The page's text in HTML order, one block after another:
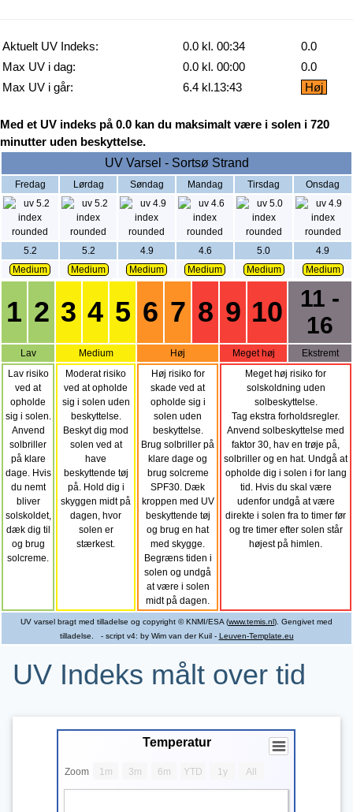
Aktuelt UV Indeks: 0.0 kl. 00:34
0.0
Max UV i dag:
0.0 kl. 00:00
0.0
Max UV i går:
6.4 kl.13:43 Høj
Med et UV indeks på 0.0 kan du maksimalt være i solen i 720
minutter uden beskyttelse.
UV Varsel - Sortsø Strand
Fredag Lørdag Søndag Mandag Tirsdag Onsdag
5.2 5.2 4.9 4.6 5.0
4.9
Medium
Medium Medium Medium Medium Medium
1 2 3 4 5 6 7 8 9 10
11 -
16
Lav Medium Høj Meget høj
Ekstremt
Lav risiko
ved at
opholde
sig i solen.
Anvend
solbriller
på klare
dage. Hvis
du nemt
bliver
solskoldet,
dæk dig til
og brug
solcreme.
Moderat risiko
ved at opholde
sig i solen uden
beskyttelse.
Beskyt dig mod
solen ved at
have
beskyttende tøj
på. Hold dig i
skyggen midt på
dagen, hvor
solen er
stærkest.
Høj risiko for
skade ved at
opholde sig i
solen uden
beskyttelse.
Brug solbriller på
klare dage og
brug solcreme
SPF30. Dæk
kroppen med UV
beskyttende tøj
og brug en hat
med skygge.
Begræns tiden i
solen og undgå
at være i solen
midt på dagen.
Meget høj risiko for
solskoldning uden
solbeskyttelse.
Tag ekstra forholdsregler.
Anvend solbeskyttelse med
faktor 30, hav en trøje på,
solbriller og en hat. Undgå at
opholde dig i solen i for lang
tid. Hvis du skal være
udenfor undgå at være
direkte i solen fra to timer før
og tre timer efter solen står
højest på himlen.
UV varsel bragt med tilladelse og copyright © KNMI/ESA (www.temis.nl). Gengivet med
tilladelse. - script v4: by Wim van der Kuil - Leuven-Template.eu
UV Indeks målt over tid
Temperatur
Empty chart
Temperatur
Zoom 1m 3m 6m YTD 1y All